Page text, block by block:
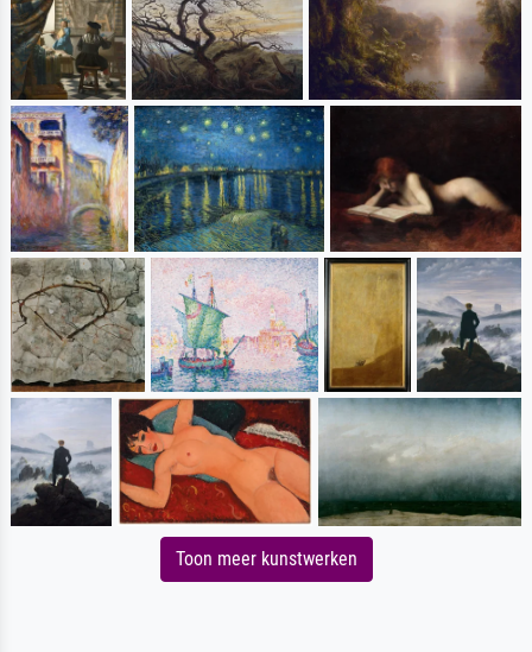
Toon meer kunstwerken